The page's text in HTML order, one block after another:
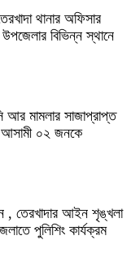
থানার অফিসার
উপজেলার বিভিন্ন স্থানে
মামলার সাজাপ্রাপ্ত
আসামী ০২ জনকে
, তেরখাদার আইন শৃঙ্খলা
পুলিশিং কার্যক্রম